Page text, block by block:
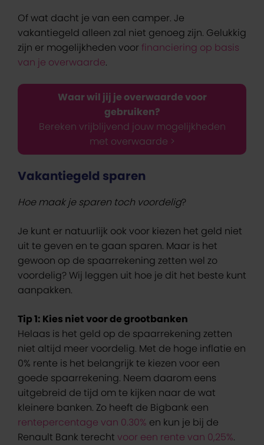
Of wat dacht je van een camper. Je
vakantiegeld alleen zal niet genoeg zijn. Gelukkig
zijn er mogelijkheden voor financiering op basis
van je overwaarde.
Waar wil jij je overwaarde voor
gebruiken?
Bereken vrijblijvend jouw mogelijkheden
met overwaarde >
Vakantiegeld sparen
Hoe maak je sparen toch voordelig?
Je kunt er natuurlijk ook voor kiezen het geld niet
uit te geven en te gaan sparen. Maar is het
gewoon op de spaarrekening zetten wel zo
voordelig? Wij leggen uit hoe je dit het beste kunt
aanpakken.
Tip 1: Kies niet voor de grootbanken
Helaas is het geld op de spaarrekening zetten
niet altijd meer voordelig. Met de hoge inflatie en
0% rente is het belangrijk te kiezen voor een
goede spaarrekening. Neem daarom eens
uitgebreid de tijd om te kijken naar de wat
kleinere banken. Zo heeft de Bigbank een
rentepercentage van 0.30% en kun je bij de
Renault Bank terecht voor een rente van 0,25%.